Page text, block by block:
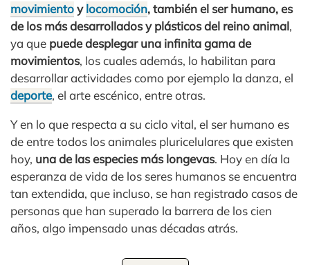
movimientoylocomoción, también el ser humano, es
de los más desarrollados y plásticos del reino animal,
ya que puede desplegar una infinita gama de
movimientos, los cuales además, lo habilitan para
desarrollar actividades como por ejemplo la danza, el
deporte, el arte escénico, entre otras.
Y en lo que respecta a su ciclo vital, el ser humano es
de entre todos los animales pluricelulares que existen
hoy, una de las especies más longevas. Hoy en día la
esperanza de vida de los seres humanos se encuentra
tan extendida, que incluso, se han registrado casos de
personas que han superado la barrera de los cien
años, algo impensado unas décadas atrás.